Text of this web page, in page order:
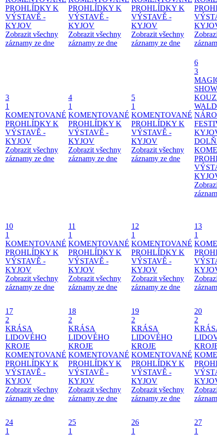
PROHLÍDKY K
VÝSTAVĚ -
KYJOV
Zobrazit všechny
záznamy ze dne
PROHLÍDKY K
VÝSTAVĚ -
KYJOV
Zobrazit všechny
záznamy ze dne
PROHLÍDKY K
VÝSTAVĚ -
KYJOV
Zobrazit všechny
záznamy ze dne
3
1
KOMENTOVANÉ
PROHLÍDKY K
VÝSTAVĚ -
KYJOV
Zobrazit všechny
záznamy ze dne
4
1
KOMENTOVANÉ
PROHLÍDKY K
VÝSTAVĚ -
KYJOV
Zobrazit všechny
záznamy ze dne
5
1
KOMENTOVANÉ
PROHLÍDKY K
VÝSTAVĚ -
KYJOV
Zobrazit všechny
záznamy ze dne
6
3
10
1
KOMENTOVANÉ
PROHLÍDKY K
VÝSTAVĚ -
KYJOV
Zobrazit všechny
záznamy ze dne
11
1
KOMENTOVANÉ
PROHLÍDKY K
VÝSTAVĚ -
KYJOV
Zobrazit všechny
záznamy ze dne
12
1
KOMENTOVANÉ
PROHLÍDKY K
VÝSTAVĚ -
KYJOV
Zobrazit všechny
záznamy ze dne
13
1
17
2
KRÁSA
LIDOVÉHO
KROJE
KOMENTOVANÉ
PROHLÍDKY K
VÝSTAVĚ -
KYJOV
Zobrazit všechny
záznamy ze dne
18
2
KRÁSA
LIDOVÉHO
KROJE
KOMENTOVANÉ
PROHLÍDKY K
VÝSTAVĚ -
KYJOV
Zobrazit všechny
záznamy ze dne
19
2
KRÁSA
LIDOVÉHO
KROJE
KOMENTOVANÉ
PROHLÍDKY K
VÝSTAVĚ -
KYJOV
Zobrazit všechny
záznamy ze dne
20
2
24
1
25
1
26
1
27
1